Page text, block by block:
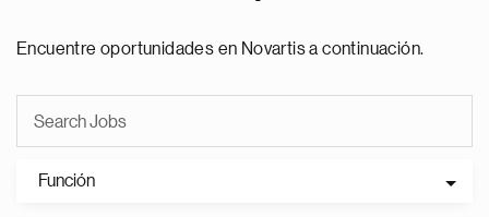
Encuentre oportunidades en Novartis a continuación.
Función